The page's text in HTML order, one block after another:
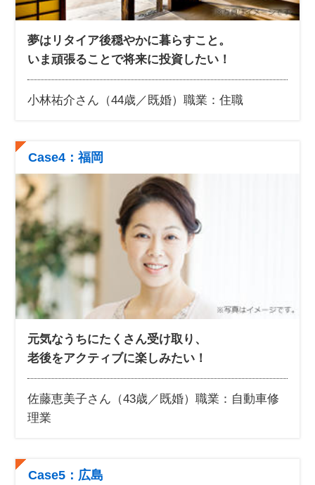
夢はリタイア後穏やかに暮らすこと。
いま頑張ることで将来に投資したい！
小林祐介さん（44歳／既婚） 職業：住職
Case4：福岡
元気なうちにたくさん受け取り、
老後をアクティブに楽しみたい！
佐藤恵美子さん（43歳／既婚） 職業：自動車修
理業
Case5：広島